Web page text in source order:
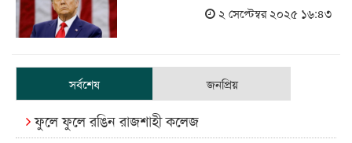
২ সেপ্টেম্বর ২০২৫ ১৬:৪৩
সর্বশেষ জনপ্রিয়
ফুলে ফুলে রঙিন রাজশাহী কলেজ